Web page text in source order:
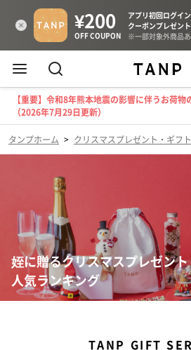
【重要】令和8年熊本地震の影響に伴うお荷
（2026年7月29日更新）
タンプホーム > クリスマスプレゼント・ギフト
姪に贈るクリスマスプレゼン
人気ランキング
TANP GIFT